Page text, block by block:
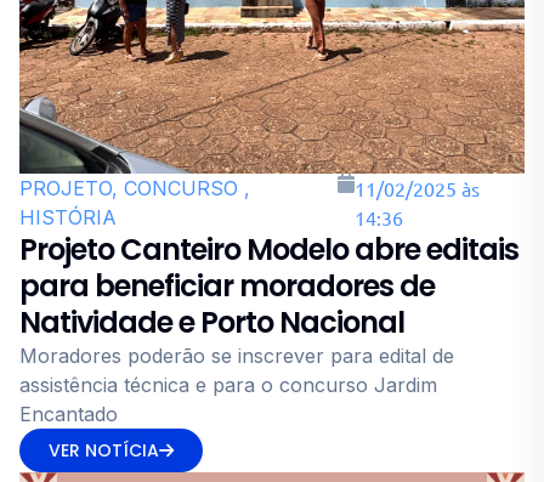
PROJETO, CONCURSO ,
HISTÓRIA
11/02/2025 às
14:36
Projeto Canteiro Modelo abre editais
para beneficiar moradores de
Natividade e Porto Nacional
Moradores poderão se inscrever para edital de
assistência técnica e para o concurso Jardim
Encantado
VER NOTÍCIA